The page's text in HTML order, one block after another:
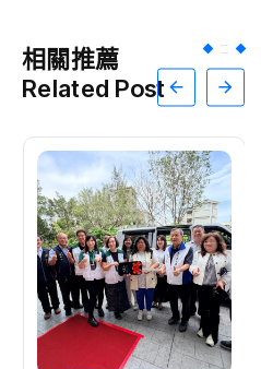
相關推薦
Related Post